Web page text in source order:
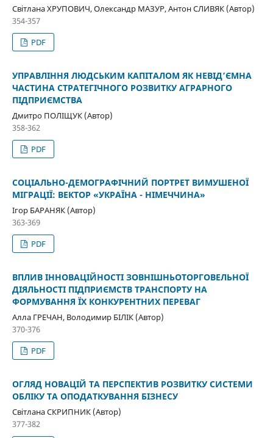
Світлана ХРУПОВИЧ, Олександр МАЗУР, Антон СЛИВЯК (Автор)
354-357
PDF
УПРАВЛІННЯ ЛЮДСЬКИМ КАПІТАЛОМ ЯК НЕВІД’ЄМНА
ЧАСТИНА СТРАТЕГІЧНОГО РОЗВИТКУ АГРАРНОГО
ПІДПРИЄМСТВА
Дмитро ПОЛІЩУК (Автор)
358-362
PDF
СОЦІАЛЬНО-ДЕМОГРАФІЧНИЙ ПОРТРЕТ ВИМУШЕНОЇ
МІГРАЦІЇ: ВЕКТОР «УКРАЇНА - НІМЕЧЧИНА»
Ігор БАРАНЯК (Автор)
363-369
PDF
ВПЛИВ ІННОВАЦІЙНОСТІ ЗОВНІШНЬОТОРГОВЕЛЬНОЇ
ДІЯЛЬНОСТІ ПІДПРИЄМСТВ ТРАНСПОРТУ НА
ФОРМУВАННЯ ЇХ КОНКУРЕНТНИХ ПЕРЕВАГ
Алла ГРЕЧАН, Володимир БІЛІК (Автор)
370-376
PDF
ОГЛЯД НОВАЦІЙ ТА ПЕРСПЕКТИВ РОЗВИТКУ СИСТЕМИ
ОБЛІКУ ТА ОПОДАТКУВАННЯ БІЗНЕСУ
Світлана СКРИПНИК (Автор)
377-382